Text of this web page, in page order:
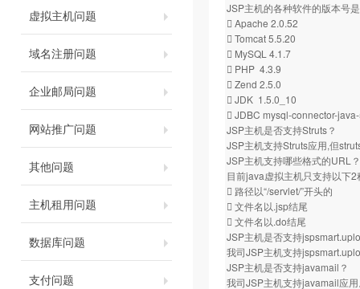
虚拟主机问题
域名注册问题
企业邮局问题
网站推广问题
其他问题
主机租用问题
数据库问题
支付问题
JSP主机的各种软件的版本号
 Apache 2.0.52
 Tomcat 5.5.20
 MySQL 4.1.7
 PHP 4.3.9
 Zend 2.5.0
 JDK 1.5.0_10
 JDBC mysql-connector-
JSP主机是否支持Struts？
JSP主机支持Struts应用,但
JSP主机支持哪些格式的URL？
目前java虚拟主机只支持以下2
 路径以“/servlet/”开头的
 文件名以.jsp结尾
 文件名以.do结尾
JSP主机是否支持
我司JSP主机支持
JSP主机是否支持javamail？
我司JSP主机支持javamail应